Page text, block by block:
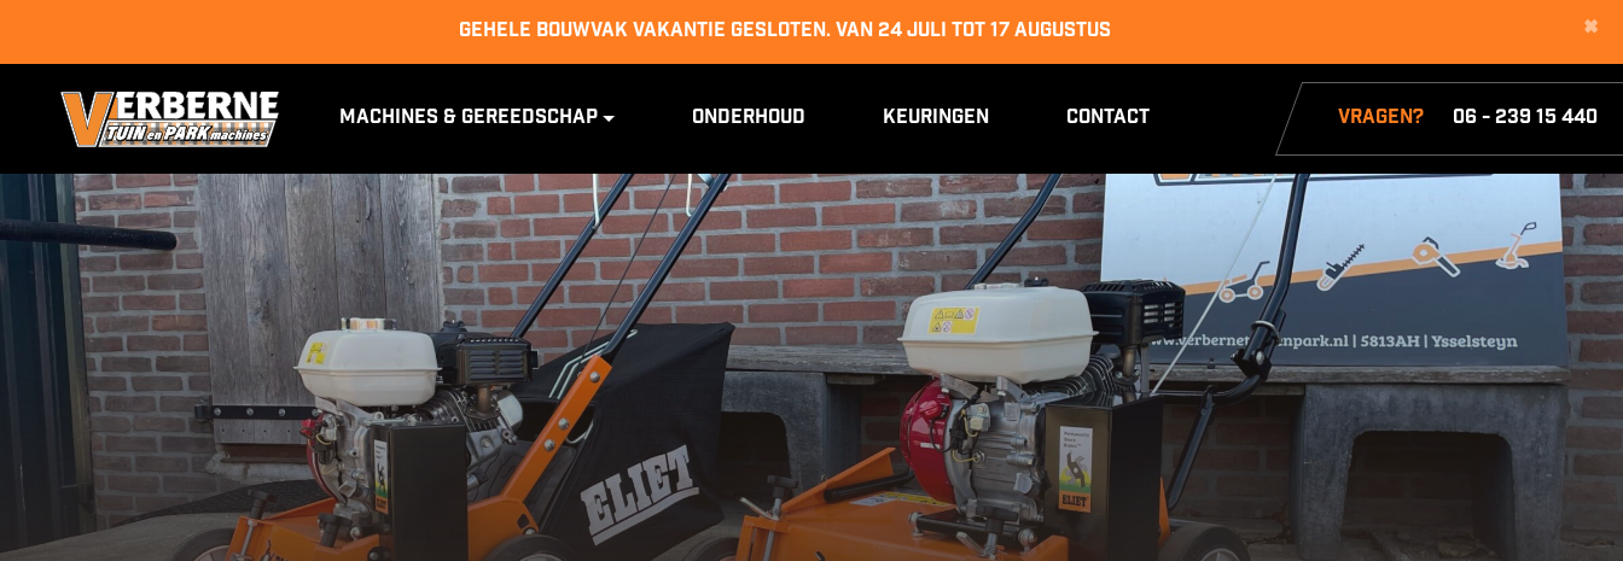
×
GEHELE BOUWVAK VAKANTIE GESLOTEN. van 24 juli tot 17 augustus
Machines & Gereedschap Onderhoud Keuringen Contact Vragen? 06 - 239 15 440